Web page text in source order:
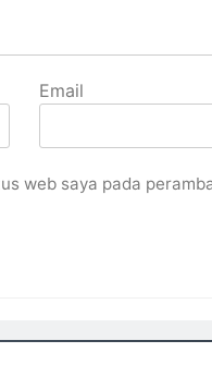
Email
web saya pada